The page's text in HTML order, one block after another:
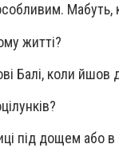
Мабуть,
житті?
Балі, коли
під дощем або